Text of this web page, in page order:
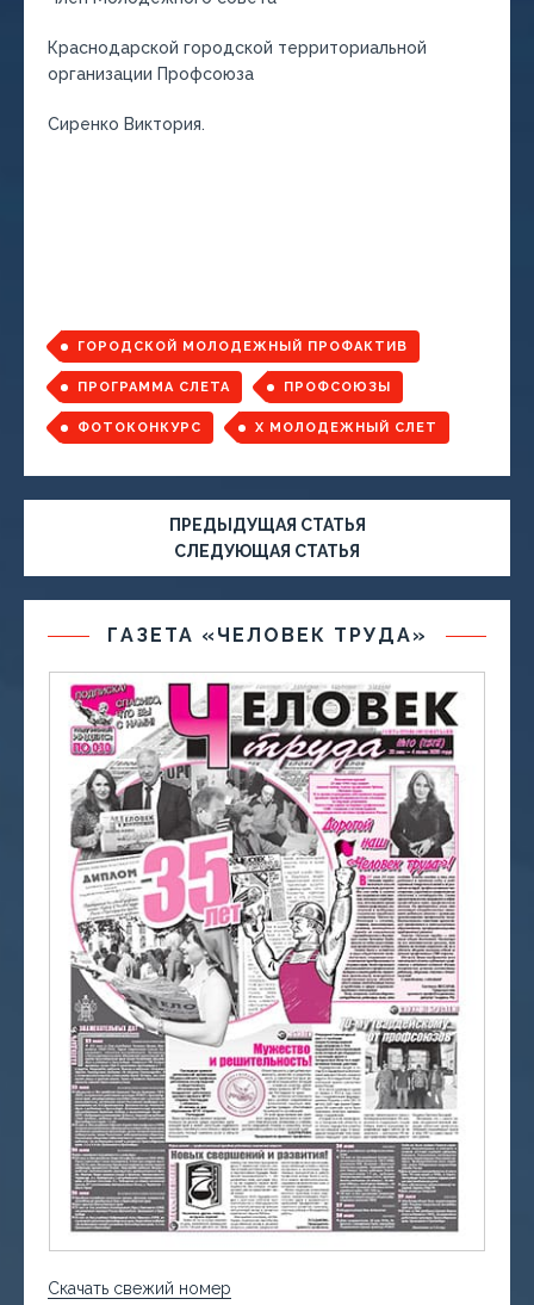
Краснодарской городской территориальной
организации Профсоюза
Сиренко Виктория.
ГОРОДСКОЙ МОЛОДЕЖНЫЙ ПРОФАКТИВ
ПРОГРАММА СЛЕТА ПРОФСОЮЗЫ
ФОТОКОНКУРС Х МОЛОДЕЖНЫЙ СЛЕТ
ПРЕДЫДУЩАЯ СТАТЬЯ
СЛЕДУЮЩАЯ СТАТЬЯ
ГАЗЕТА «ЧЕЛОВЕК ТРУДА»
Скачать свежий номер